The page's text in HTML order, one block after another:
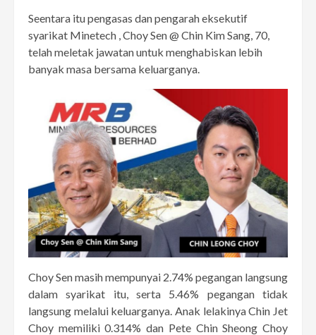
Seentara itu pengasas dan pengarah eksekutif
syarikat Minetech , Choy Sen @ Chin Kim Sang, 70,
telah meletak jawatan untuk menghabiskan lebih
banyak masa bersama keluarganya.
Choy Sen masih mempunyai 2.74% pegangan langsung
dalam syarikat itu, serta 5.46% pegangan tidak
langsung melalui keluarganya. Anak lelakinya Chin Jet
Choy memiliki 0.314% dan Pete Chin Sheong Choy